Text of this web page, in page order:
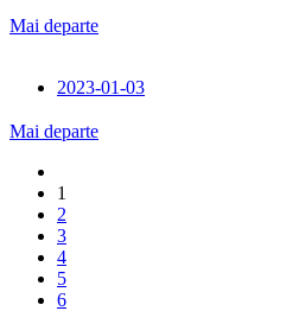
Mai departe
2023-01-03
Mai departe
1
2
3
4
5
6